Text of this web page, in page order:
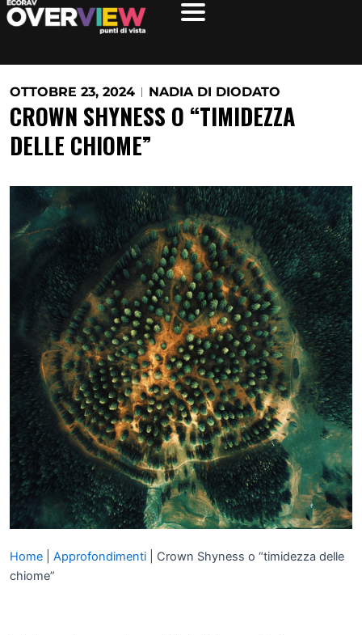
Vai
OTTOBRE 23, 2024 NADIA DI DIODATO
CROWN SHYNESS O “TIMIDEZZA
DELLE CHIOME”
Home Approfondimenti
Crown Shyness o “timidezza delle
chiome”